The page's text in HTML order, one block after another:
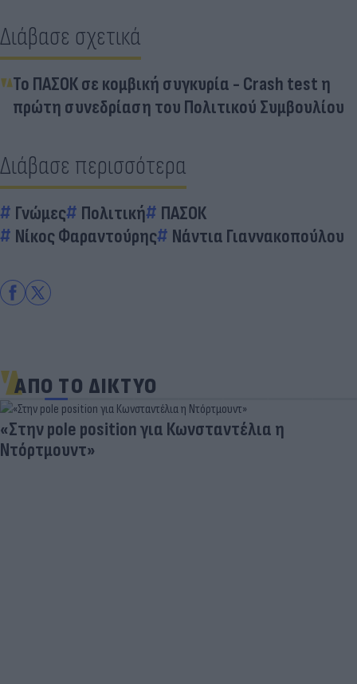
Διάβασε σχετικά
Το ΠΑΣΟΚ σε κομβική συγκυρία - Crash test η
πρώτη συνεδρίαση του Πολιτικού Συμβουλίου
Διάβασε περισσότερα
Γνώμες Πολιτική
ΠΑΣΟΚ
Νίκος Φαραντούρης
Νάντια Γιαννακοπούλου
ΑΠΟ ΤΟ ΔΙΚΤΥΟ